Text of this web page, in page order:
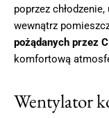
poprzez
wewnątrz
pożądanych przez
komfortową
Wentylator